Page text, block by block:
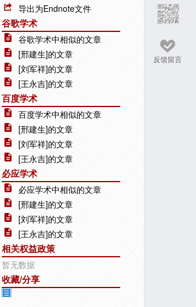
反馈留言
导出为Endnote文件
谷歌学术
谷歌学术中相似的文章
[邢建生]的文章
[刘军祥]的文章
[王永吉]的文章
百度学术
百度学术中相似的文章
[邢建生]的文章
[刘军祥]的文章
[王永吉]的文章
必应学术
必应学术中相似的文章
[邢建生]的文章
[刘军祥]的文章
[王永吉]的文章
相关权益政策
暂无数据
收藏/分享